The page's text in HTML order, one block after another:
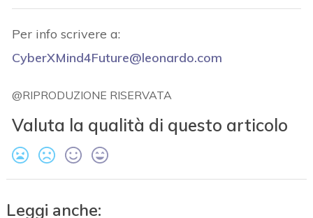
Per info scrivere a:
CyberXMind4Future@leonardo.com
@RIPRODUZIONE RISERVATA
Valuta la qualità di questo articolo
Leggi anche: